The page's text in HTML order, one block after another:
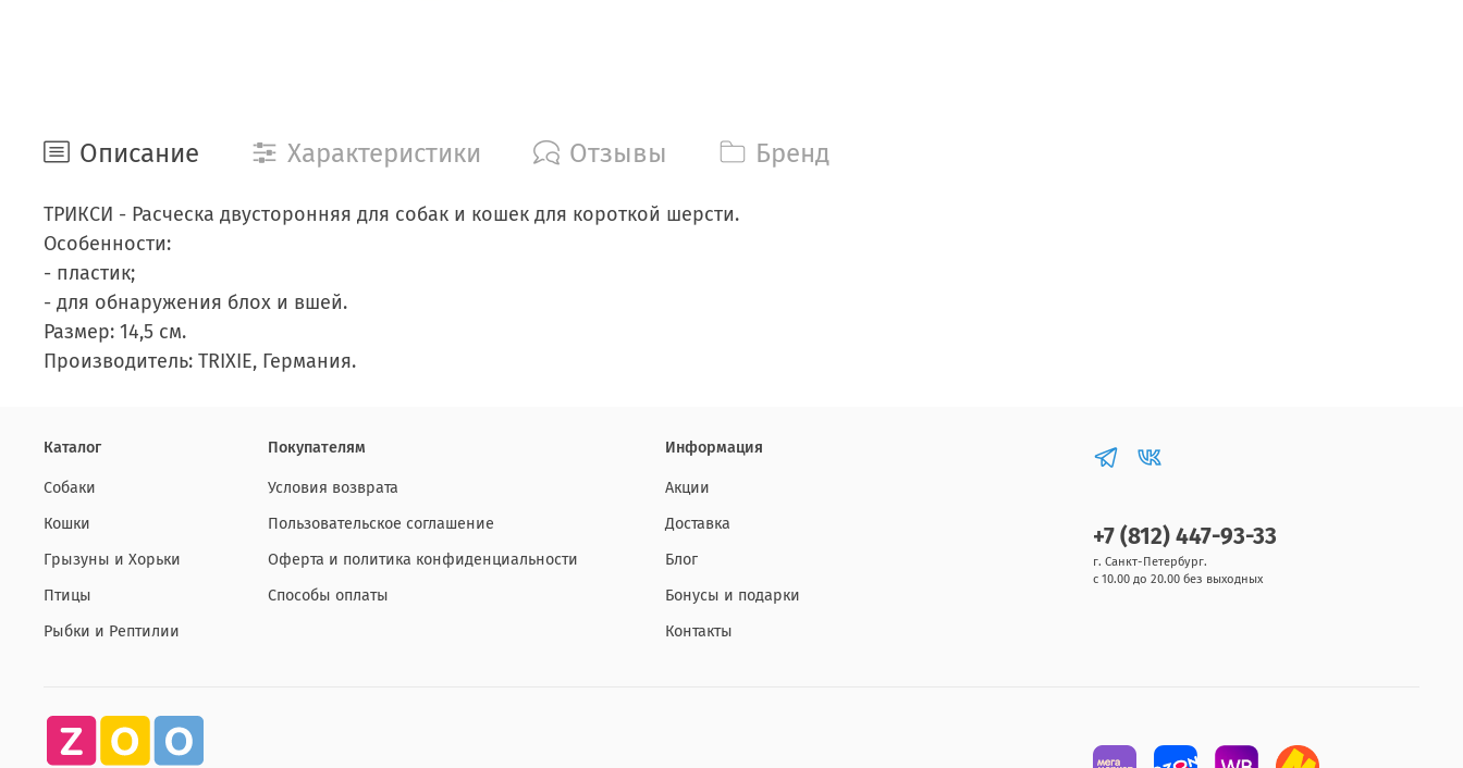
Описание Характеристики Отзывы Бренд
ТРИКСИ - Расческа двусторонняя для собак и кошек для короткой шерсти.
Особенности:
- пластик;
- для обнаружения блох и вшей.
Размер: 14,5 см.
Производитель: TRIXIE, Германия.
Каталог
Собаки
Кошки
Грызуны и Хорьки
Птицы
Рыбки и Рептилии
Покупателям
Условия возврата
Пользовательское соглашение
Оферта и политика конфиденциальности
Способы оплаты
Информация
Акции
Доставка
Блог
Бонусы и подарки
Контакты
+7 (812) 447-93-33
г. Санкт-Петербург.
с 10.00 до 20.00 без выходных